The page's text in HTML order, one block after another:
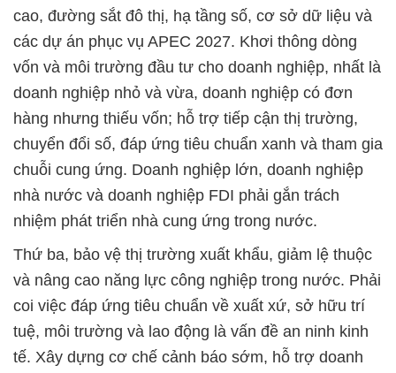
cao, đường sắt đô thị, hạ tầng số, cơ sở dữ liệu và
các dự án phục vụ APEC 2027. Khơi thông dòng
vốn và môi trường đầu tư cho doanh nghiệp, nhất là
doanh nghiệp nhỏ và vừa, doanh nghiệp có đơn
hàng nhưng thiếu vốn; hỗ trợ tiếp cận thị trường,
chuyển đổi số, đáp ứng tiêu chuẩn xanh và tham gia
chuỗi cung ứng. Doanh nghiệp lớn, doanh nghiệp
nhà nước và doanh nghiệp FDI phải gắn trách
nhiệm phát triển nhà cung ứng trong nước.
Thứ ba, bảo vệ thị trường xuất khẩu, giảm lệ thuộc
và nâng cao năng lực công nghiệp trong nước. Phải
coi việc đáp ứng tiêu chuẩn về xuất xứ, sở hữu trí
tuệ, môi trường và lao động là vấn đề an ninh kinh
tế. Xây dựng cơ chế cảnh báo sớm, hỗ trợ doanh